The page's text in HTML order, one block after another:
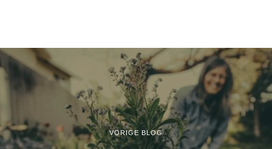
VORIGE BLOG